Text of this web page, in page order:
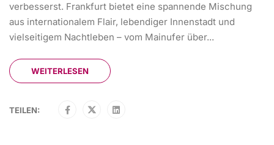
verbesserst. Frankfurt bietet eine spannende Mischung
aus internationalem Flair, lebendiger Innenstadt und
vielseitigem Nachtleben – vom Mainufer über...
WEITERLESEN
TEILEN: